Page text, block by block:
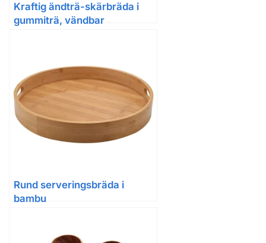
Kraftig ändträ-skärbräda i
gummiträ, vändbar
Rund serveringsbräda i
bambu